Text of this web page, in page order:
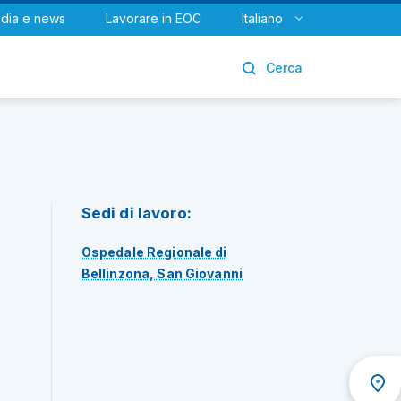
e news Lavorare in EOC Italiano
Cerca
Urologia
Sedi di lavoro:
Ospedale Regionale di
Bellinzona, San Giovanni